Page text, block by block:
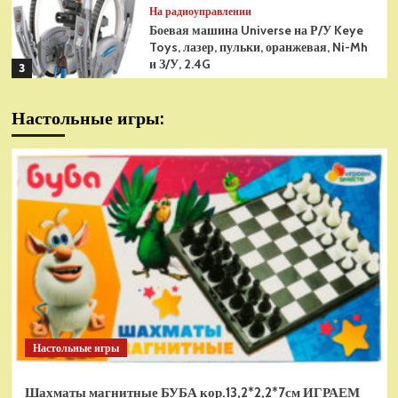
3
На радиоуправлении
Боевая машина Universe на Р/У Keye
Toys, лазер, пульки, оранжевая, Ni-Mh
и З/У, 2.4G
Радиоуправляемая модель
(HN1586)
На радиоуправлении
Р/У танк Taigen 1/16
Panzerkampfwagen III (Германия) HC
(для ИК танкового боя) V3 2.4G RTR,
TG3848-1HC-IR3.0
1
На радиоуправлении
Радиоуправляемый танк Torro
Sturmtiger Panzer 1к16
(TR1111700300)
Настольные игры:
Настольные игры
Шахматы магнитные БУБА кор.13,2*2,2*7см ИГРАЕМ